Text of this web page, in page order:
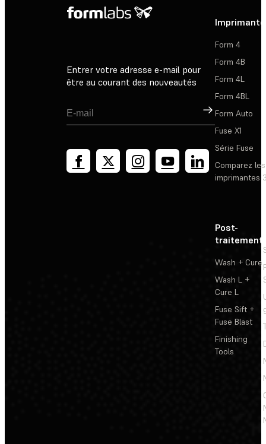
Entrer votre adresse e-mail pour
être au courant des nouveautés
Inscription
Form 4
Form 4B
Form 4L
Form 4BL
Form Auto
Fuse X1
Série Fuse
Comparez les
imprimantes
Post-
traitement
Wash + Cure
Wash L +
Cure L
Fuse Sift +
Fuse Blast
Finishing
Tools